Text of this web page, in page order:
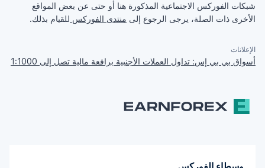
شبكات الفوركس الاجتماعية المذكورة هنا أو حتى عن بعض المواقع
الأخرى ذات الصلة، يرجى الرجوع إلى منتدى الفوركس للقيام بذلك.
الإعلانات
أسواق بي بي إس: تداول العملات الأجنبية برافعة مالية تصل إلى 1:1000